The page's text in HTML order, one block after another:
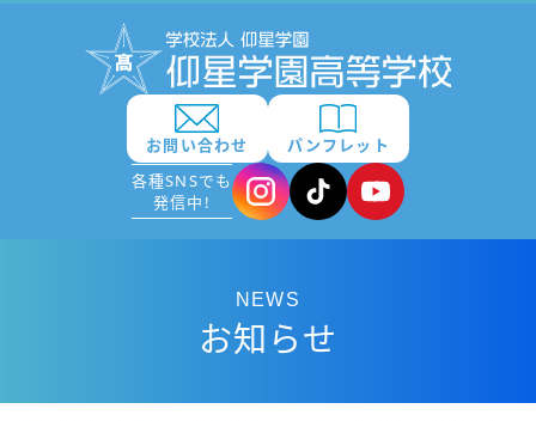
お問い合わせ
パンフレット
各種SNSでも
発信中!
NEWS
お知らせ